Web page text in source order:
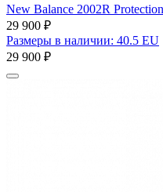
New Balance 2002R
29 900 ₽
Размеры в наличии: 40.5 EU
29 900 ₽